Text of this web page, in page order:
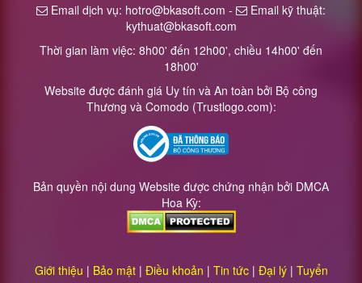
Email dịch vụ: hotro@bkasoft.com -
Email kỹ thuật:
kythuat@bkasoft.com
Thời gian làm việc: 8h00' đến 12h00', chiều 14h00' đến
18h00'
Website được đánh giá Uy tín và An toàn bởi Bộ công
Thương và Comodo (Trustlogo.com):
Bản quyền nội dung Website được chứng nhận bởi DMCA
Hoa Kỳ:
Giới thiệu | Bảo mật| Điều khoản | Tin tức| Đại lý| Tuyển